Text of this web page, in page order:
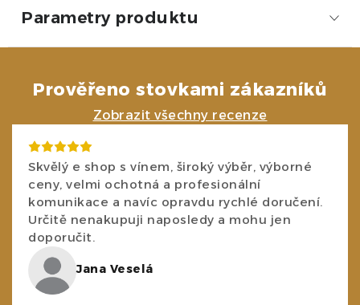
Parametry produktu
Prověřeno stovkami zákazníků
Zobrazit všechny recenze
Skvělý e shop s vínem, široký výběr, výborné
ceny, velmi ochotná a profesionální
komunikace a navíc opravdu rychlé doručení.
Určitě nenakupuji naposledy a mohu jen
doporučit.
Jana Veselá